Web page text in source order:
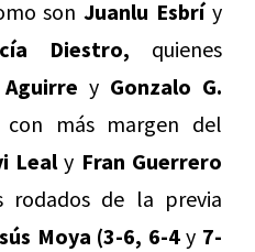
sonJuanlu Esbríy
Diestro, quienes
Aguirre y Gonzalo G.
con más margen del
Lealy Fran Guerrero
rodados de la previa
Moya (3-6, 6-4y 7-